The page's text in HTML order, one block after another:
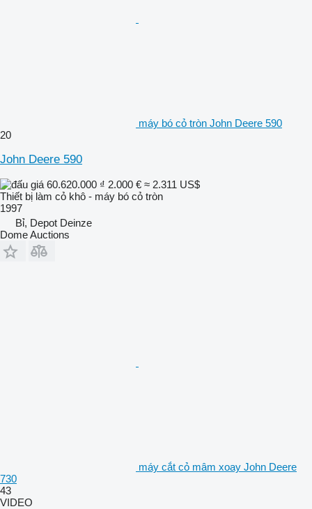
máy bó cỏ tròn John Deere 590
20
John Deere 590
60.620.000 ₫ 2.000 € ≈ 2.311 US$
Thiết bị làm cỏ khô - máy bó cỏ tròn
1997
Bỉ, Depot Deinze
Dome Auctions
máy cắt cỏ mâm xoay John Deere
730
43
VIDEO